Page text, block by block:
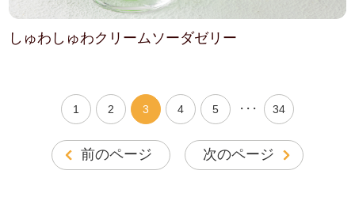
しゅわしゅわクリームソーダゼリー
前のページ
1 2 3 4 5 ・・・ 34
次のページ